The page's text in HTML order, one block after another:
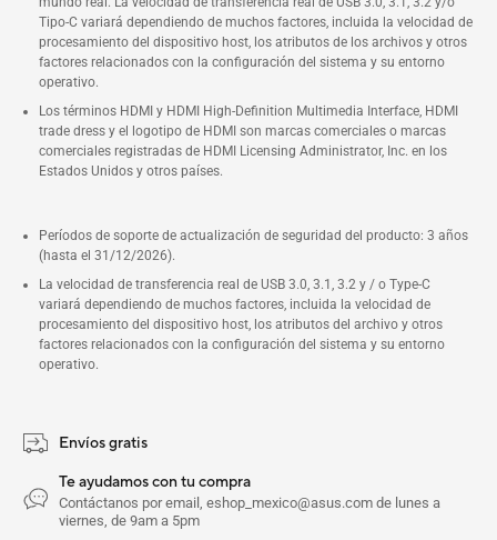
Tipo-C variará dependiendo de muchos factores, incluida la velocidad de
procesamiento del dispositivo host, los atributos de los archivos y otros
factores relacionados con la configuración del sistema y su entorno
operativo.
Los términos HDMI y HDMI High-Definition Multimedia Interface, HDMI
trade dress y el logotipo de HDMI son marcas comerciales o marcas
comerciales registradas de HDMI Licensing Administrator, Inc. en los
Estados Unidos y otros países.
Períodos de soporte de actualización de seguridad del producto: 3 años
(hasta el 31/12/2026).
La velocidad de transferencia real de USB 3.0, 3.1, 3.2 y / o Type-C
variará dependiendo de muchos factores, incluida la velocidad de
procesamiento del dispositivo host, los atributos del archivo y otros
factores relacionados con la configuración del sistema y su entorno
operativo.
Envíos gratis
Te ayudamos con tu compra
Contáctanos por email, eshop_mexico@asus.com de lunes a
viernes, de 9am a 5pm